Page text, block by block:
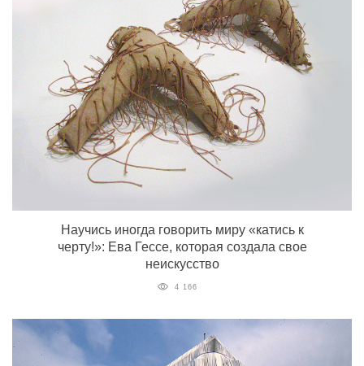
Научись иногда говорить миру «катись к
черту!»: Ева Гессе, которая создала свое
неискусство
4 166